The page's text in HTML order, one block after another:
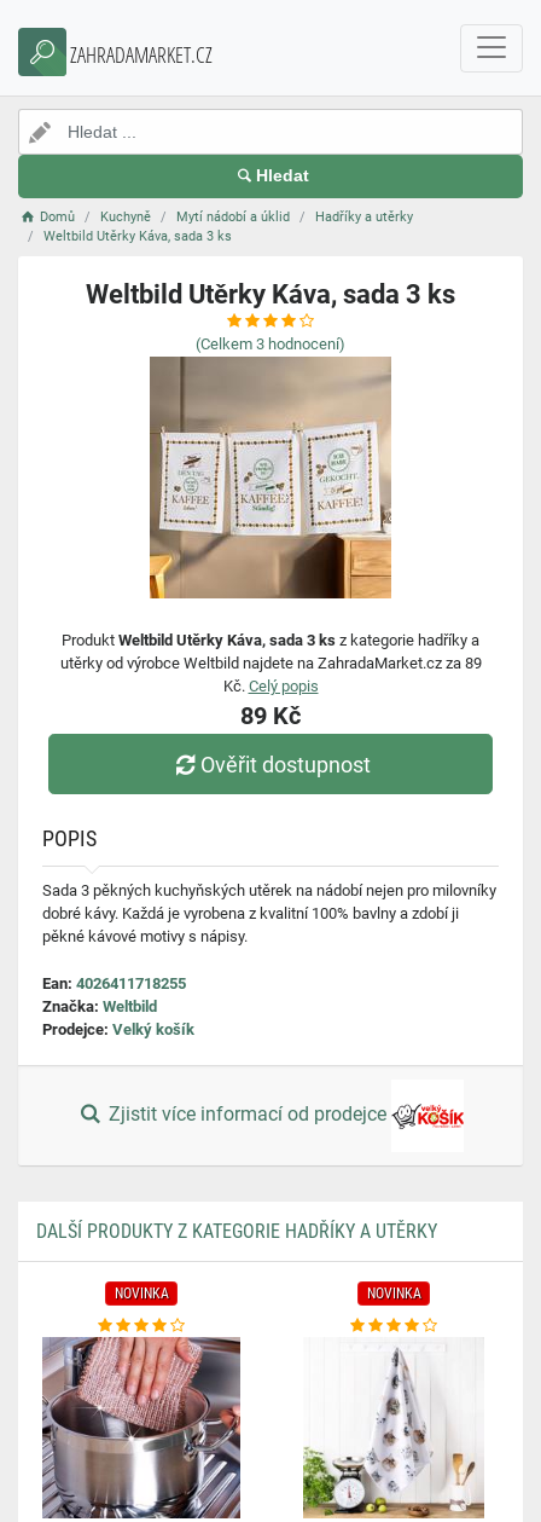
ZAHRADAMARKET.CZ
Hledat
Domů Kuchyně Mytí nádobí a úklid
Hadříky a utěrky
Weltbild Utěrky Káva, sada 3 ks
Weltbild Utěrky Káva, sada 3 ks
(Celkem 3 hodnocení)
Produkt Weltbild Utěrky Káva, sada 3 ks z kategorie hadříky a
utěrky od výrobce Weltbild najdete na ZahradaMarket.cz za 89
Kč. Celý popis
89 Kč
Ověřit dostupnost
POPIS
Sada 3 pěkných kuchyňských utěrek na nádobí nejen pro milovníky
dobré kávy. Každá je vyrobena z kvalitní 100% bavlny a zdobí ji
pěkné kávové motivy s nápisy.
Ean: 4026411718255
Značka: Weltbild
Prodejce: Velký košík
Zjistit více informací od prodejce
DALŠÍ PRODUKTY Z KATEGORIE HADŘÍKY A UTĚRKY
NOVINKA NOVINKA